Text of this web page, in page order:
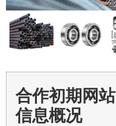
合作初期网站
信息概况